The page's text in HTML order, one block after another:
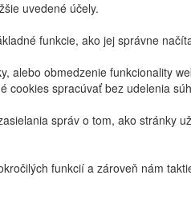
uvedené účely.
funkcie, ako jej správne
alebo obmedzenie funkcionality
cookies spracúvať bez udelenia
správ o tom, ako stránky
funkcií a zároveň nám